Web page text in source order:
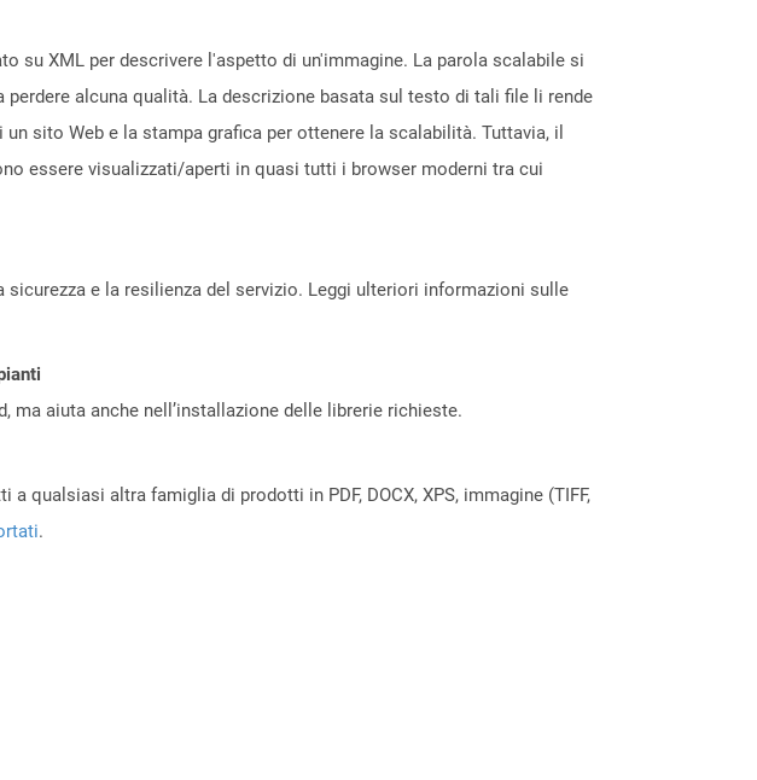
su XML per descrivere l'aspetto di un'immagine. La parola scalabile si
alcuna qualità. La descrizione basata sul testo di tali file li rende
sito Web e la stampa grafica per ottenere la scalabilità. Tuttavia, il
essere visualizzati/aperti in quasi tutti i browser moderni tra cui
e la resilienza del servizio. Leggi ulteriori informazioni sulle
ma aiuta anche nell’installazione delle librerie richieste.
altra famiglia di prodotti in PDF, DOCX, XPS, immagine (TIFF,
.